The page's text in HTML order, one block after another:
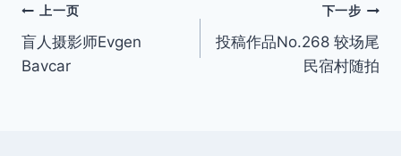
文
章
上一页
盲人摄影师Evgen
Bavcar
下一步
投稿作品No.268 较场尾
民宿村随拍